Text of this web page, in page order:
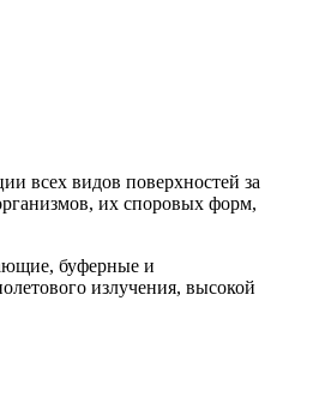
всех видов поверхностей за
их споровых форм,
буферные и
излучения, высокой